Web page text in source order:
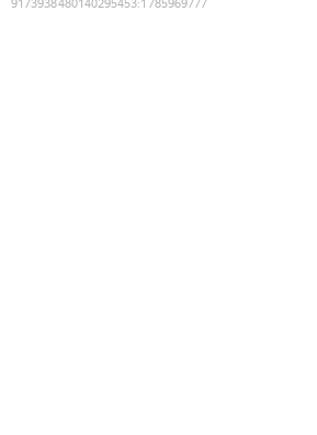
9173938480140295453:1785969777